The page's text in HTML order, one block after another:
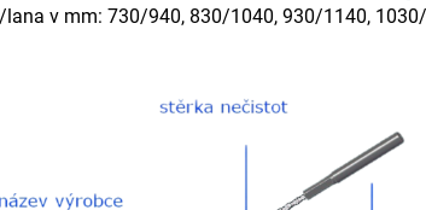
lana v mm: 730/940, 830/1040, 930/1140,